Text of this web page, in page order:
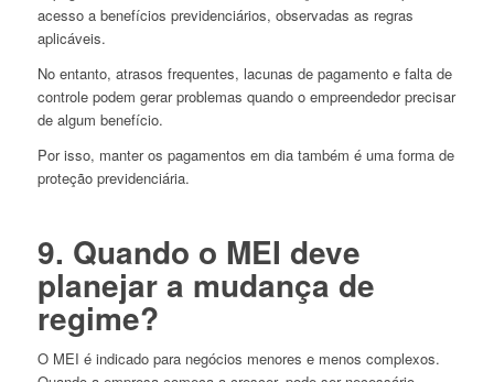
acesso a benefícios previdenciários, observadas as regras
aplicáveis.
No entanto, atrasos frequentes, lacunas de pagamento e falta de
controle podem gerar problemas quando o empreendedor precisar
de algum benefício.
Por isso, manter os pagamentos em dia também é uma forma de
proteção previdenciária.
9. Quando o MEI deve
planejar a mudança de
regime?
O MEI é indicado para negócios menores e menos complexos.